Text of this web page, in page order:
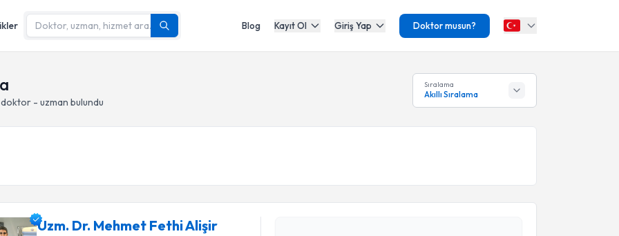
Blog Kayıt Ol Giriş Yap Doktor musun?
- uzman bulundu
Sıralama
Akıllı Sıralama
Uzm. Dr. Mehmet Fethi Alişir Uzm. Dr. Mehmet Fethi Alişir